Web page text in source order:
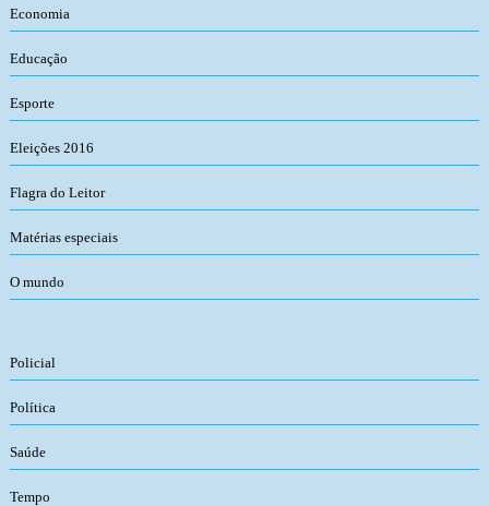
Economia
Educação
Esporte
Eleições 2016
Flagra do Leitor
Matérias especiais
O mundo
Policial
Política
Saúde
Tempo